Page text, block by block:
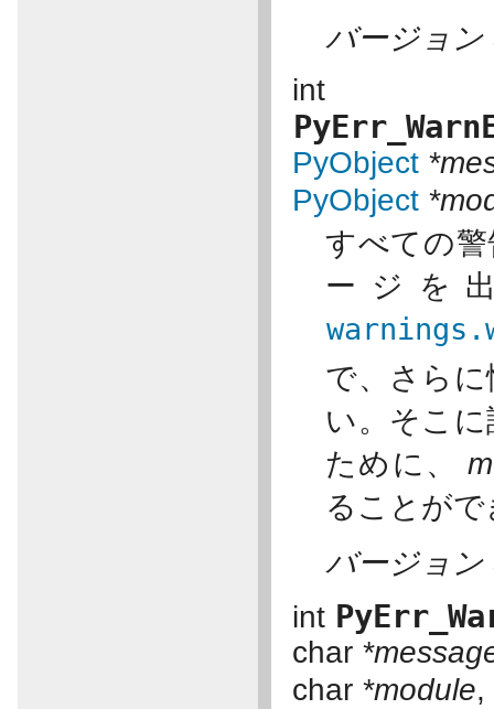
バージョン
int
PyObject
PyObject
すべての
ージを
で、さら
い。そこ
ために、
ることが
バージョン
int
char
char *module,